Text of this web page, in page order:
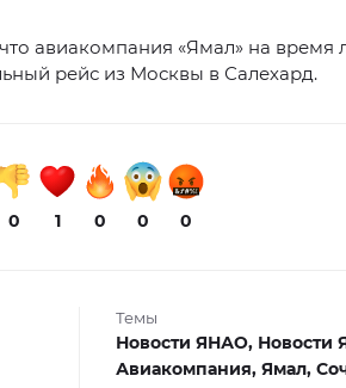
авиакомпания «Ямал» на время
рейс из Москвы в Салехард.
0 1 0 0 0
Темы
Новости ЯНАО, Новости
Авиакомпания, Ямал,